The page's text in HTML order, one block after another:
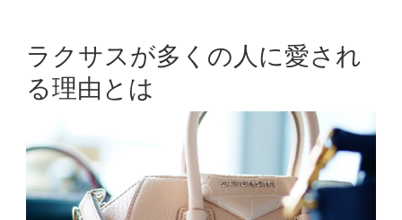
ラクサスが多くの人に愛され
る理由とは